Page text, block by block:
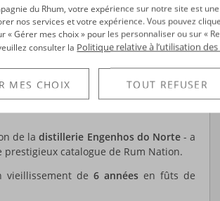
à l’île de Madère !
tels que That Boutique Y, ou même
, ont en effet senti tout le potentiel
librement sous des latitudes
de ladistillerie Engenhos do Norte- a
catalogue de Rum Nation.
vieillissement de6 années en fûts de
du Rhum, votre expérience sur notre site est
nos services et votre expérience. Vous pouvez
« Gérer mes choix » pour les personnaliser ou sur «
consulter la Politique relative à l’utilisation
MES CHOIX TOUT REFUSER